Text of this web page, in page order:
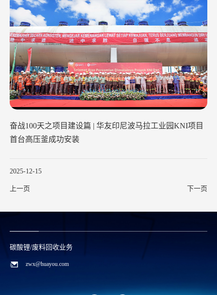
奋战100天之项目建设篇 | 华友印尼波马拉工业园KNI项目
首台高压釜成功安装
2025-12-15
上一页 下一页
碳酸锂/废料回收业务
zwx@huayou.com